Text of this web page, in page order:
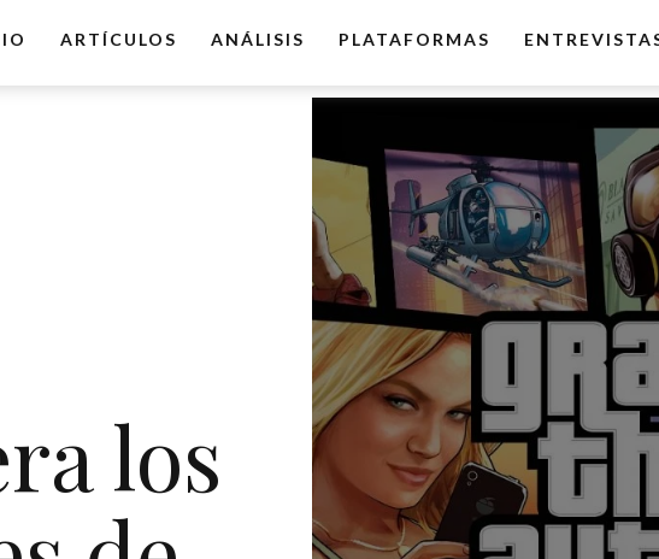
ARTÍCULOS ANÁLISIS PLATAFORMAS
los